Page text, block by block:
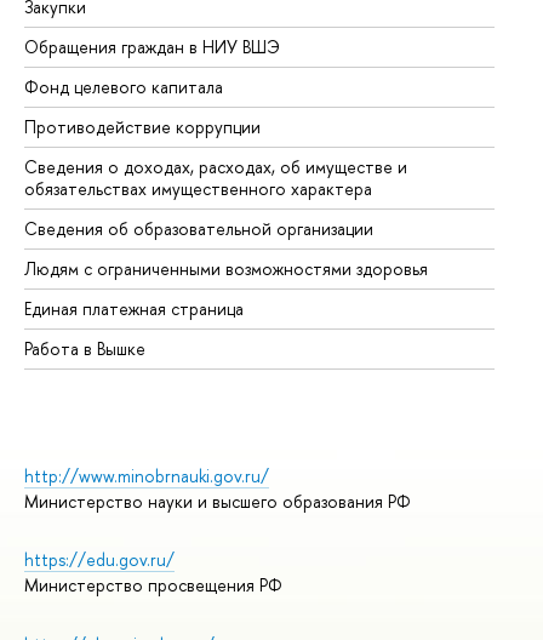
Закупки
Обращения граждан в НИУ ВШЭ
Фонд целевого капитала
Противодействие коррупции
Сведения о доходах, расходах, об имуществе и
обязательствах имущественного характера
Сведения об образовательной организации
Людям с ограниченными возможностями здоровья
Единая платежная страница
Работа в Вышке
http://www.minobrnauki.gov.ru/
Министерство науки и высшего образования РФ
https://edu.gov.ru/
Министерство просвещения РФ